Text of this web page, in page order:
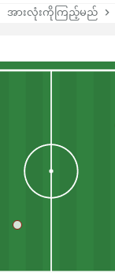
အားလုံးကိုကြည့်မည်